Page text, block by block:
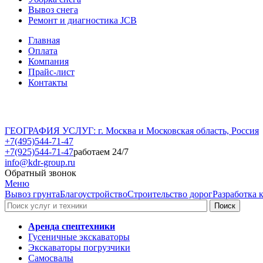
Вывоз снега
Ремонт и диагностика JCB
Главная
Оплата
Компания
Прайс-лист
Контакты
ГЕОГРАФИЯ УСЛУГ: г. Москва и Московская область, Россия
+7(495)544-71-47
+7(925)544-71-47работаем 24/7
info@kdr-group.ru
Обратный звонок
Меню
Вывоз грунтаБлагоустройствоСтроительство дорогРазработка
Аренда спецтехники
Гусеничные экскаваторы
Экскаваторы погрузчики
Самосвалы